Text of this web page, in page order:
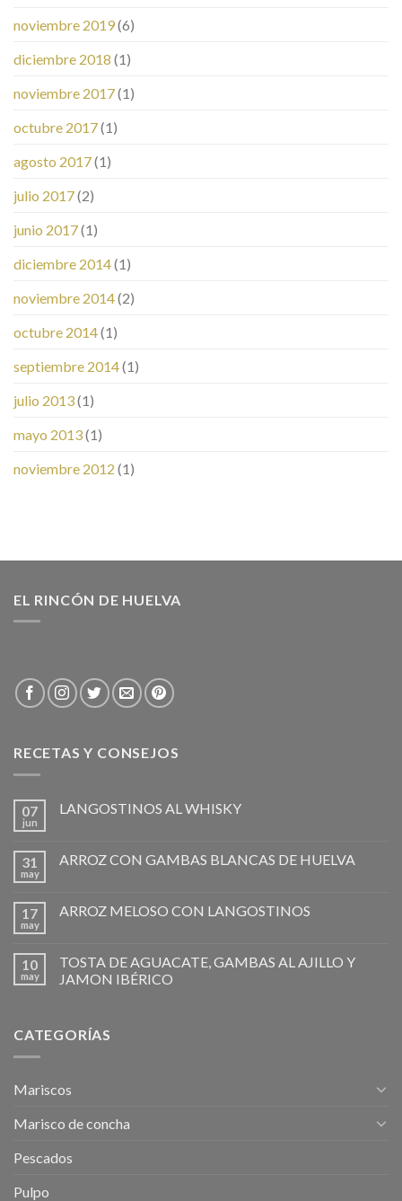
noviembre 2019(6)
diciembre 2018 (1)
noviembre 2017(1)
octubre 2017(1)
agosto 2017(1)
julio 2017(2)
junio 2017(1)
diciembre 2014(1)
noviembre 2014(2)
octubre 2014(1)
septiembre 2014(1)
julio 2013(1)
mayo 2013(1)
noviembre 2012 (1)
EL RINCÓN DE HUELVA
RECETAS Y CONSEJOS
07
jun
LANGOSTINOS AL WHISKY
31
may
ARROZ CON GAMBAS BLANCAS DE HUELVA
17
may
ARROZ MELOSO CON LANGOSTINOS
10
may
TOSTA DE AGUACATE, GAMBAS AL AJILLO Y
JAMON IBÉRICO
CATEGORÍAS
Mariscos
Marisco de concha
Pescados
Pulpo